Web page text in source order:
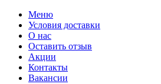
Меню
Условия доставки
О нас
Оставить отзыв
Акции
Контакты
Вакансии